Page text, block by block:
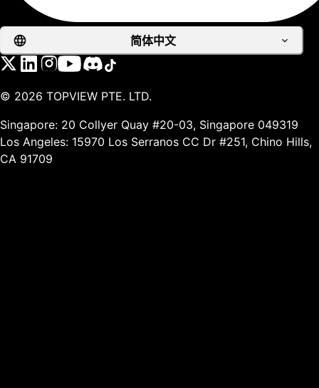
简体中文
© 2026 TOPVIEW PTE. LTD.
Singapore: 20 Collyer Quay #20-03, Singapore 049319
Los Angeles: 15970 Los Serranos CC Dr #251, Chino Hills,
CA 91709